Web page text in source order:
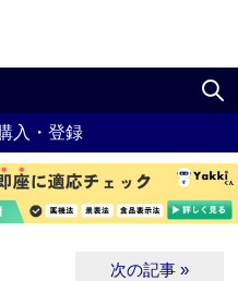
入・登録
次の記事 »